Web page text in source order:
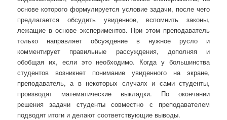
основе которого формулируется условие задачи, после чего
предлагается обсудить увиденное, вспомнить законы,
лежащие в основе экспериментов. При этом преподаватель
только направляет обсуждение в нужное русло и
комментирует правильные рассуждения, дополняя и
обобщая их, если это необходимо. Когда у большинства
студентов возникнет понимание увиденного на экране,
преподаватель, а в некоторых случаях и сами студенты,
производят математические выкладки. По окончании
решения задачи студенты совместно с преподавателем
подводят итоги и делают соответствующие выводы.